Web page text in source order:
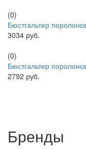
(0)
Бюстгальтер
3034 руб.
(0)
Бюстгальтер
2792 руб.
Бренды